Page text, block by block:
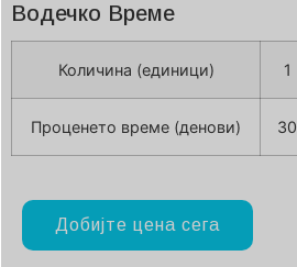
Водечко Време
Количина (единици) 1
Проценето време (денови) 30
Добијте цена сега